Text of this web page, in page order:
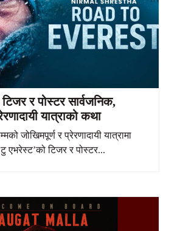
र पोस्टर सार्वजनिक,
यात्राको कथा
जोखिमपूर्ण र प्रेरणादायी यात्रामा
एभरेस्ट’को टिजर र पोस्टर...